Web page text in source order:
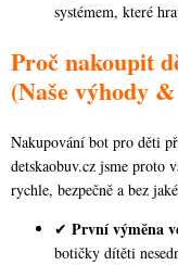
systémem, které
Proč nakoupit
(Naše výhody
Nakupování bot pro děti
detskaobuv.cz jsme proto
rychle, bezpečně a bez
✔ První výměna
botičky dítěti